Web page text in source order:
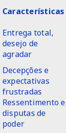
Características
Entrega total,
desejo de
agradar
Decepções e
expectativas
frustradas
Ressentimento e
disputas de
poder